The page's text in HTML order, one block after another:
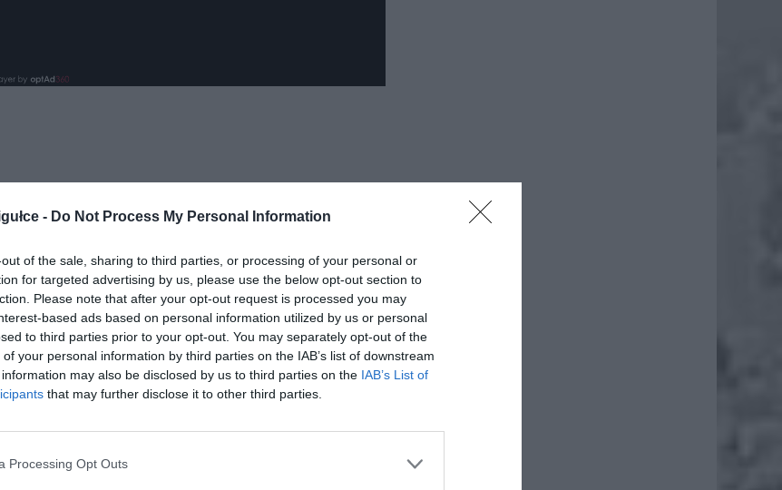
- Do Not Process My Personal Information
of the sale, sharing to third parties, or processing of your personal or
for targeted advertising by us, please use the below opt-out section to
Please note that after your opt-out request is processed you may
based ads based on personal information utilized by us or personal
to third parties prior to your opt-out. You may separately opt-out of the
your personal information by third parties on the IAB’s list of downstream
may also be disclosed by us to third parties on the IAB’s List of
that may further disclose it to other third parties.
Processing Opt Outs
ad
do preferowanych źródeł w Google Dodaj